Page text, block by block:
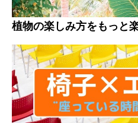
植物の楽しみ方をもっと